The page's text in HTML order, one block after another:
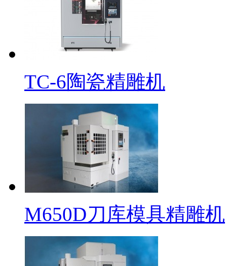
TC-6陶瓷精雕机
M650D刀库模具精雕机